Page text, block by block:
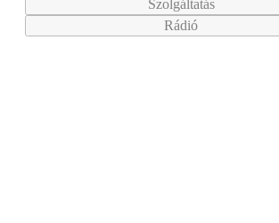
Szolgáltatás
Rádió